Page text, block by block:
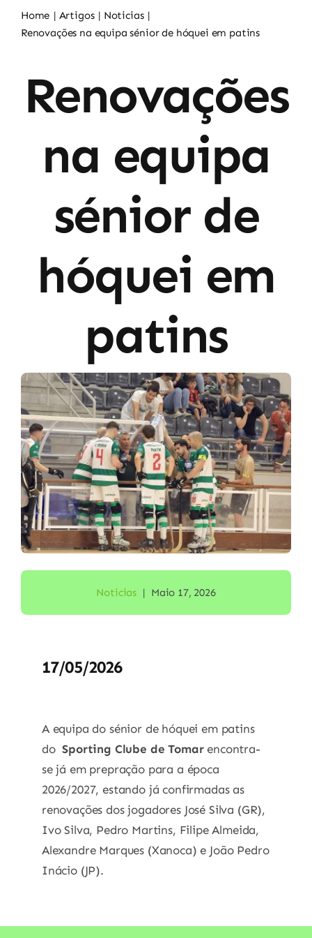
Noticias
Home Artigos
Noticias
Renovações na equipa sénior de hóquei em patins
Renovações
na equipa
sénior de
hóquei em
patins
Noticias | Maio 17, 2026
17/05/2026
A equipa do sénior de hóquei em patins
doSporting Clube de Tomarencontra-
se já em prepração para a época
2026/2027, estando já confirmadas as
renovações dos jogadores José Silva (GR),
Ivo Silva, Pedro Martins, Filipe Almeida,
Alexandre Marques (Xanoca) e João Pedro
Inácio (JP).